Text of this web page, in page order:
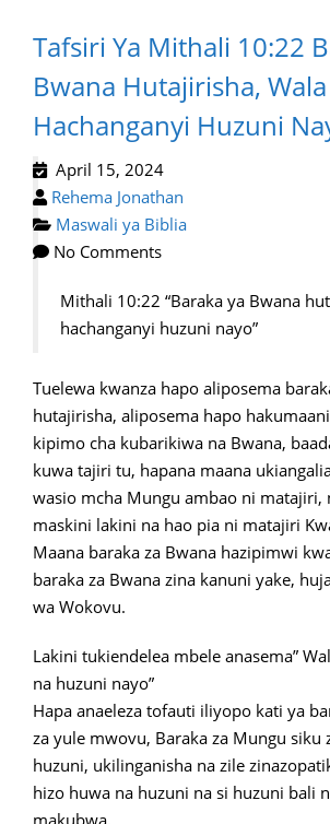
Tafsiri Ya Mithali 10:22
Bwana Hutajirisha, Wala
Hachanganyi Huzuni
April 15, 2024
Rehema Jonathan
Maswali ya Biblia
No Comments
Mithali 10:22 “Baraka ya Bwana
hachanganyi huzuni nayo”
Tuelewa kwanza hapo aliposema
hutajirisha, aliposema hapo
kipimo cha kubarikiwa na Bwana,
kuwa tajiri tu, hapana maana
wasio mcha Mungu ambao ni matajiri,
maskini lakini na hao pia ni matajiri
Maana baraka za Bwana hazipimwi
baraka za Bwana zina kanuni yake,
wa Wokovu.
Lakini tukiendelea mbele anasema”
na huzuni nayo”
Hapa anaeleza tofauti iliyopo kati ya
za yule mwovu, Baraka za Mungu siku
huzuni, ukilinganisha na zile
hizo huwa na huzuni na si huzuni bali
makubwa.